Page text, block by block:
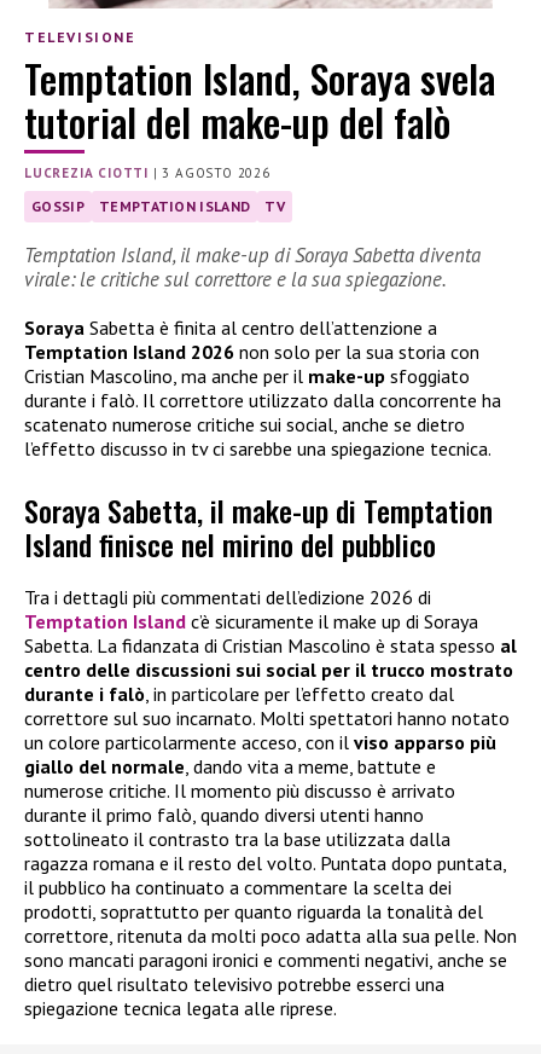
TELEVISIONE
Temptation Island, Soraya svela
tutorial del make-up del falò
LUCREZIA CIOTTI |3 AGOSTO 2026
GOSSIP TEMPTATION ISLAND TV
Temptation Island, il make-up di Soraya Sabetta diventa
virale: le critiche sul correttore e la sua spiegazione.
Soraya Sabetta è finita al centro dell’attenzione a
Temptation Island 2026 non solo per la sua storia con
Cristian Mascolino, ma anche per il make-up sfoggiato
durante i falò. Il correttore utilizzato dalla concorrente ha
scatenato numerose critiche sui social, anche se dietro
l’effetto discusso in tv ci sarebbe una spiegazione tecnica.
Soraya Sabetta, il make-up di Temptation
Island finisce nel mirino del pubblico
Tra i dettagli più commentati dell’edizione 2026 di
Temptation Island c’è sicuramente il make up di Soraya
Sabetta. La fidanzata di Cristian Mascolino è stata spesso al
centro delle discussioni sui social per il trucco mostrato
durante i falò , in particolare per l’effetto creato dal
correttore sul suo incarnato. Molti spettatori hanno notato
un colore particolarmente acceso, con il viso apparso più
giallo del normale , dando vita a meme, battute e
numerose critiche. Il momento più discusso è arrivato
durante il primo falò, quando diversi utenti hanno
sottolineato il contrasto tra la base utilizzata dalla
ragazza romana e il resto del volto. Puntata dopo puntata,
il pubblico ha continuato a commentare la scelta dei
prodotti, soprattutto per quanto riguarda la tonalità del
correttore, ritenuta da molti poco adatta alla sua pelle. Non
sono mancati paragoni ironici e commenti negativi, anche se
dietro quel risultato televisivo potrebbe esserci una
spiegazione tecnica legata alle riprese.